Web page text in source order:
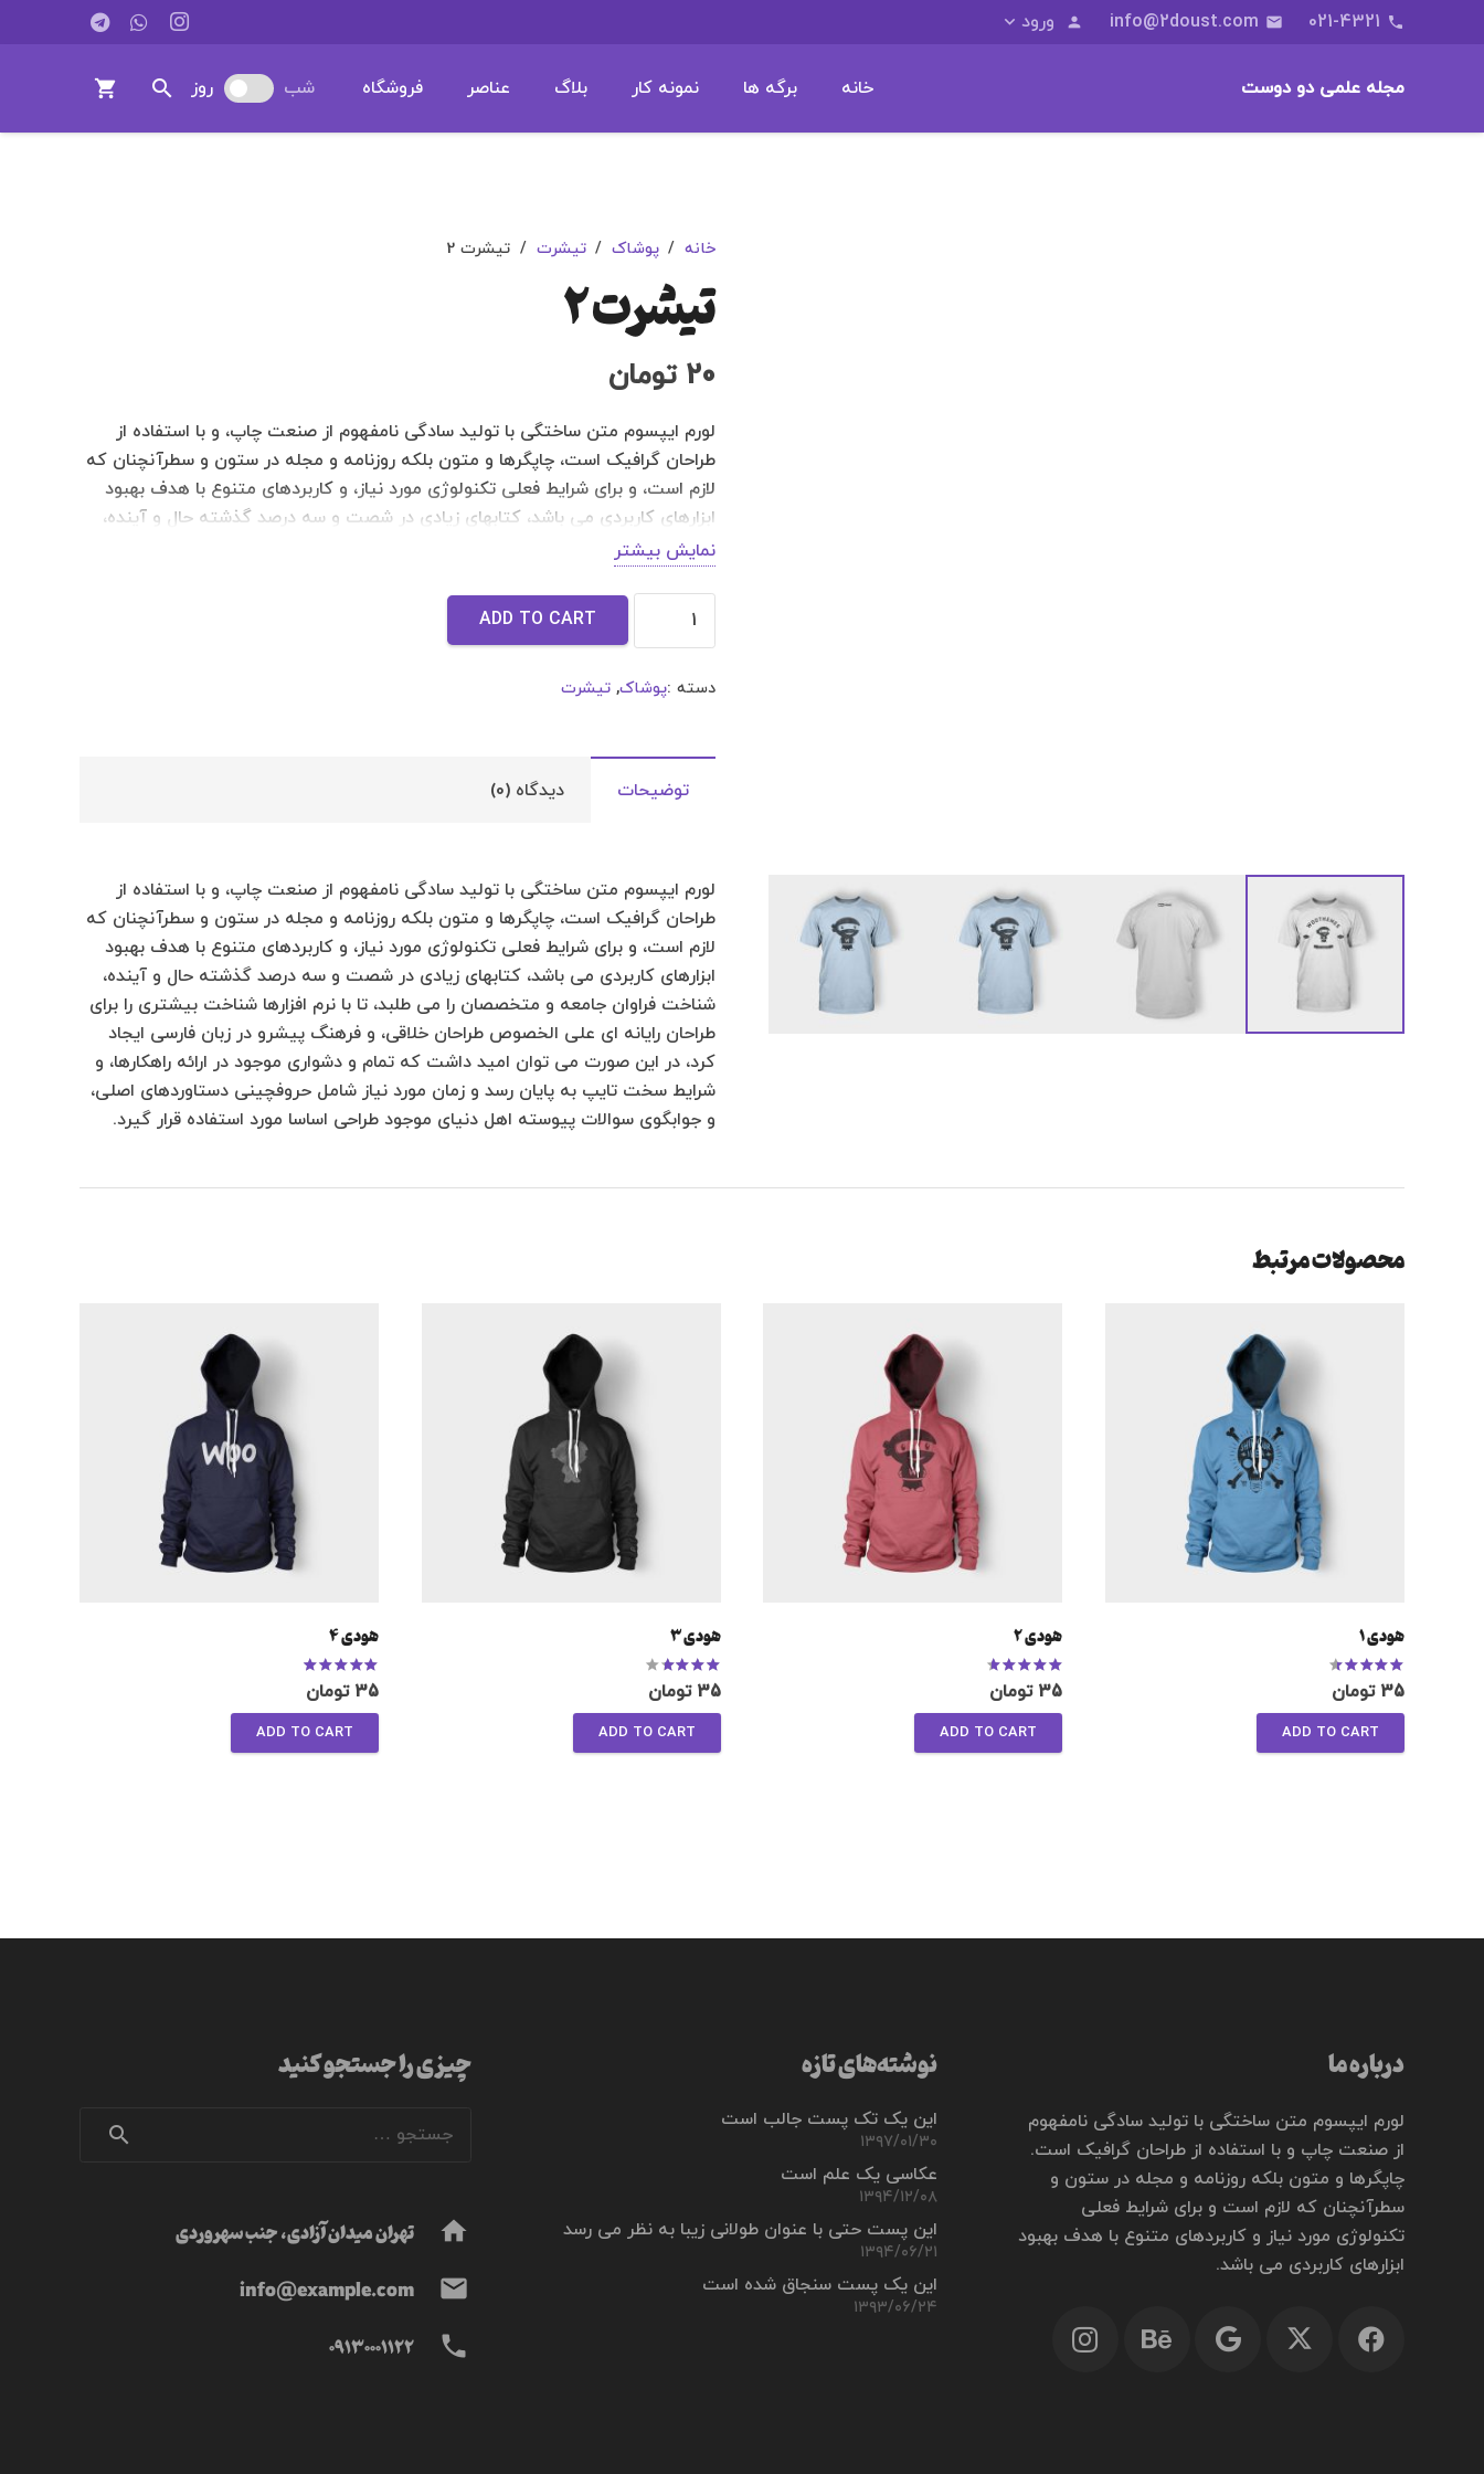
phone
021-4321
email
info@2doust.com
person ورود
مجله علمی دو دوست خانه برگه ها نمونه کار بلاگ عناصر فروشگاه روز شب search
shopping_cart
خانه / پوشاک / تیشرت / تیشرت 2
تیشرت 2
20 تومان
لورم ایپسوم متن ساختگی با تولید سادگی نامفهوم از صنعت چاپ، و با استفاده از
طراحان گرافیک است، چاپگرها و متون بلکه روزنامه و مجله در ستون و سطرآنچنان که
لازم است، و برای شرایط فعلی تکنولوژی مورد نیاز، و کاربردهای متنوع با هدف بهبود
ابزارهای کاربردی می باشد، کتابهای زیادی در شصت و سه درصد گذشته حال و آینده،
شناخت فراوان جامعه و متخصصان را می طلبد، تا با نرم افزارها شناخت بیشتری را برای
طراحان رایانه ای علی الخصوص طراحان خلاقی، و فرهنگ پیشرو در زبان فارسی ایجاد
کرد، در این صورت می توان امید داشت که تمام و دشواری موجود در ارائه راهکارها، و
شرایط سخت تایپ به پایان رسد و زمان مورد نیاز شامل حروفچینی دستاوردهای اصلی،
نمایش بیشتر
ADD TO CART
دسته :پوشاک, تیشرت
توضیحات دیدگاه (0)
لورم ایپسوم متن ساختگی با تولید سادگی نامفهوم از صنعت چاپ، و با استفاده از
طراحان گرافیک است، چاپگرها و متون بلکه روزنامه و مجله در ستون و سطرآنچنان که
لازم است، و برای شرایط فعلی تکنولوژی مورد نیاز، و کاربردهای متنوع با هدف بهبود
ابزارهای کاربردی می باشد، کتابهای زیادی در شصت و سه درصد گذشته حال و آینده،
شناخت فراوان جامعه و متخصصان را می طلبد، تا با نرم افزارها شناخت بیشتری را برای
طراحان رایانه ای علی الخصوص طراحان خلاقی، و فرهنگ پیشرو در زبان فارسی ایجاد
کرد، در این صورت می توان امید داشت که تمام و دشواری موجود در ارائه راهکارها، و
شرایط سخت تایپ به پایان رسد و زمان مورد نیاز شامل حروفچینی دستاوردهای اصلی،
و جوابگوی سوالات پیوسته اهل دنیای موجود طراحی اساسا مورد استفاده قرار گیرد.
محصولات مرتبط
هودی 1
out of 5
35 تومان
ADD TO CART
هودی 2
out of 5
35 تومان
ADD TO CART
هودی 3
out of 5
35 تومان
ADD TO CART
هودی 4
out of 5
35 تومان
ADD TO CART
درباره ما
لورم ایپسوم متن ساختگی با تولید سادگی نامفهوم
از صنعت چاپ و با استفاده از طراحان گرافیک است.
چاپگرها و متون بلکه روزنامه و مجله در ستون و
سطرآنچنان که لازم است و برای شرایط فعلی
تکنولوژی مورد نیاز و کاربردهای متنوع با هدف بهبود
ابزارهای کاربردی می باشد.
نوشته‌های تازه
این یک تک پست جالب است
۱۳۹۷/۰۱/۳۰
عکاسی یک علم است
۱۳۹۴/۱۲/۰۸
این پست حتی با عنوان طولانی زیبا به نظر می رسد
۱۳۹۴/۰۶/۲۱
این یک پست سنجاق شده است
۱۳۹۳/۰۶/۲۴
چیزی را جستجو کنید
برای:
home تهران میدان آزادی، جنب سهروردی
mail
info@example.com
phone
09130001122